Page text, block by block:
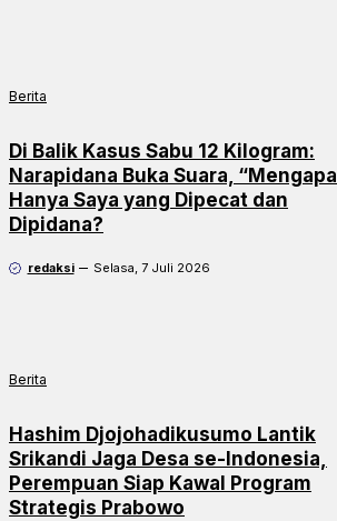
Berita
Di Balik Kasus Sabu 12 Kilogram:
Narapidana Buka Suara, “Mengapa
Hanya Saya yang Dipecat dan
Dipidana?
redaksi Selasa, 7 Juli 2026
Berita
Hashim Djojohadikusumo Lantik
Srikandi Jaga Desa se-Indonesia,
Perempuan Siap Kawal Program
Strategis Prabowo